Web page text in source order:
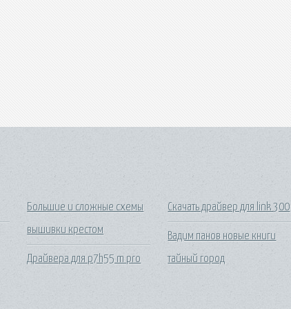
Большие и сложные схемы
вышивки крестом
Драйвера для p7h55 m pro
Скачать драйвер для link 300
Вадим панов новые книги
тайный город